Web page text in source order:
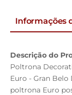
Informações
Descrição do
Poltrona
Euro - Gran
poltrona Euro